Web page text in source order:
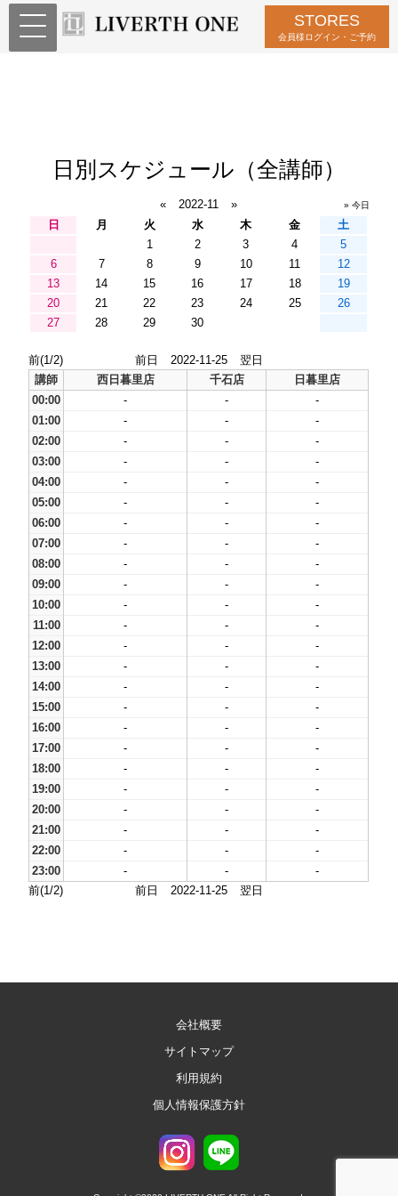
STORES
会員様ログイン・ご予約
日別スケジュール（全講師）
« 2022-11 » » 今日
日 月 火 水 木 金
土
1
2 3 4
5
6
7 8 9 10 11
12
13
14 15 16 17 18
19
20
21 22 23 24 25
26
27
28 29 30
前(1/2) 前日 2022-11-25
翌日
講師
西日暮里店 千石店
日暮里店
00:00
- -
-
01:00
- -
-
02:00
- -
-
03:00
- -
-
04:00
- -
-
05:00
- -
-
06:00
- -
-
07:00
- -
-
08:00
- -
-
09:00
- -
-
10:00
- -
-
11:00
- -
-
12:00
- -
-
13:00
- -
-
14:00
- -
-
15:00
- -
-
16:00
- -
-
17:00
- -
-
18:00
- -
-
19:00
- -
-
20:00
- -
-
21:00
- -
-
22:00
- -
-
23:00
- -
-
前(1/2)
前日 2022-11-25 翌日
会社概要
サイトマップ
利用規約
個人情報保護方針